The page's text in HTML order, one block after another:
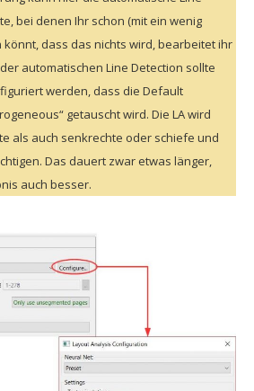
bei denen Ihr schon (mit ein wenig
dass das nichts wird, bearbeitet ihr
automatischen Line Detection sollte
werden, dass die Default
getauscht wird. Die LA wird
als auch senkrechte oder schiefe und
Das dauert zwar etwas länger,
auch besser.